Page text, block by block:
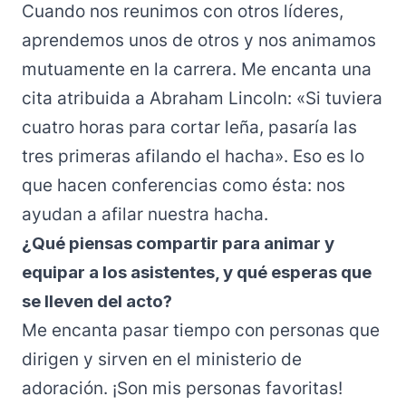
Cuando nos reunimos con otros líderes,
aprendemos unos de otros y nos animamos
mutuamente en la carrera. Me encanta una
cita atribuida a Abraham Lincoln: «Si tuviera
cuatro horas para cortar leña, pasaría las
tres primeras afilando el hacha». Eso es lo
que hacen conferencias como ésta: nos
ayudan a afilar nuestra hacha.
¿Qué piensas compartir para animar y
equipar a los asistentes, y qué esperas que
se lleven del acto?
Me encanta pasar tiempo con personas que
dirigen y sirven en el ministerio de
adoración. ¡Son mis personas favoritas!